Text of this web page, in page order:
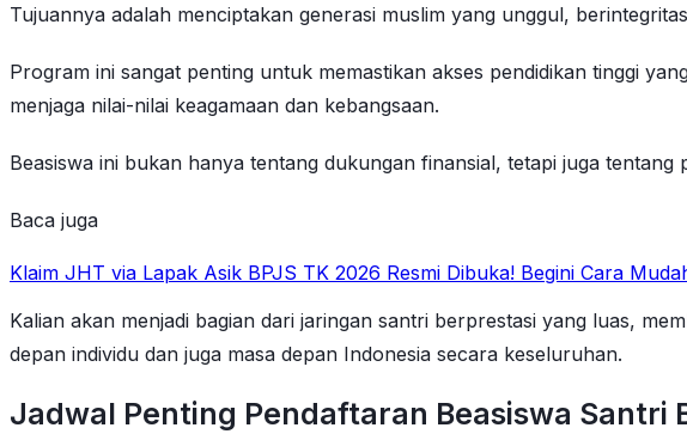
Tujuannya adalah menciptakan generasi muslim yang unggul,
Program ini sangat penting untuk memastikan akses pendidikan tinggi
menjaga nilai-nilai keagamaan dan kebangsaan.
Beasiswa ini bukan hanya tentang dukungan finansial, tetapi juga
Baca juga
Klaim JHT via Lapak Asik BPJS TK 2026 Resmi Dibuka! Begini Cara
Kalian akan menjadi bagian dari jaringan santri berprestasi yang luas,
depan individu dan juga masa depan Indonesia secara keseluruhan.
Jadwal Penting Pendaftaran Beasiswa Santri